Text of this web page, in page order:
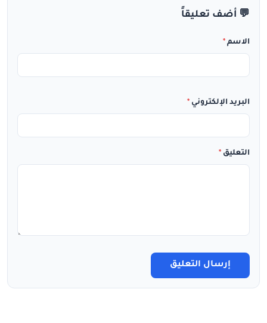
💬 أضف تعليقاً
الاسم *
البريد الإلكتروني *
التعليق *
إرسال التعليق